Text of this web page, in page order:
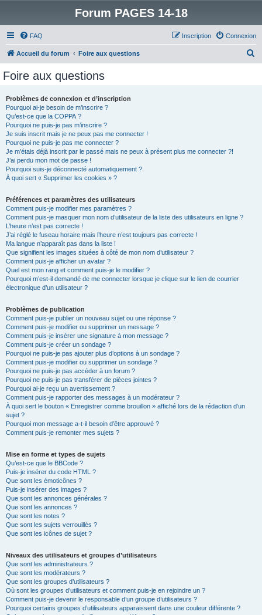
Forum PAGES 14-18
FAQ Connexion
Inscription
Accueil du forum Foire aux questions
Foire aux questions
Problèmes de connexion et d’inscription
Pourquoi ai-je besoin de m’inscrire ?
Qu’est-ce que la COPPA ?
Pourquoi ne puis-je pas m’inscrire ?
Je suis inscrit mais je ne peux pas me connecter !
Pourquoi ne puis-je pas me connecter ?
Je m’étais déjà inscrit par le passé mais ne peux à présent plus me connecter ?!
J’ai perdu mon mot de passe !
Pourquoi suis-je déconnecté automatiquement ?
À quoi sert « Supprimer les cookies » ?
Préférences et paramètres des utilisateurs
Comment puis-je modifier mes paramètres ?
Comment puis-je masquer mon nom d’utilisateur de la liste des utilisateurs en ligne ?
L’heure n’est pas correcte !
J’ai réglé le fuseau horaire mais l’heure n’est toujours pas correcte !
Ma langue n’apparaît pas dans la liste !
Que signifient les images situées à côté de mon nom d’utilisateur ?
Comment puis-je afficher un avatar ?
Quel est mon rang et comment puis-je le modifier ?
Pourquoi m’est-il demandé de me connecter lorsque je clique sur le lien de courrier
électronique d’un utilisateur ?
Problèmes de publication
Comment puis-je publier un nouveau sujet ou une réponse ?
Comment puis-je modifier ou supprimer un message ?
Comment puis-je insérer une signature à mon message ?
Comment puis-je créer un sondage ?
Pourquoi ne puis-je pas ajouter plus d’options à un sondage ?
Comment puis-je modifier ou supprimer un sondage ?
Pourquoi ne puis-je pas accéder à un forum ?
Pourquoi ne puis-je pas transférer de pièces jointes ?
Pourquoi ai-je reçu un avertissement ?
Comment puis-je rapporter des messages à un modérateur ?
À quoi sert le bouton « Enregistrer comme brouillon » affiché lors de la rédaction d’un
sujet ?
Pourquoi mon message a-t-il besoin d’être approuvé ?
Comment puis-je remonter mes sujets ?
Mise en forme et types de sujets
Qu’est-ce que le BBCode ?
Puis-je insérer du code HTML ?
Que sont les émoticônes ?
Puis-je insérer des images ?
Que sont les annonces générales ?
Que sont les annonces ?
Que sont les notes ?
Que sont les sujets verrouillés ?
Que sont les icônes de sujet ?
Niveaux des utilisateurs et groupes d’utilisateurs
Que sont les administrateurs ?
Que sont les modérateurs ?
Que sont les groupes d’utilisateurs ?
Où sont les groupes d’utilisateurs et comment puis-je en rejoindre un ?
Comment puis-je devenir le responsable d’un groupe d’utilisateurs ?
Pourquoi certains groupes d’utilisateurs apparaissent dans une couleur différente ?